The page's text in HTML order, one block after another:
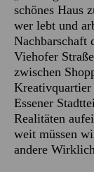
schönes Haus
wer lebt und
Nachbarschaft
Viehofer
zwischen
Kreativquartier
Essener
Realitäten
weit müssen
andere